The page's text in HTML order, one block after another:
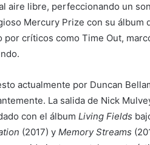
aire libre, perfeccionando un
Mercury Prize con su álbum
por críticos como Time Out,
actualmente por Duncan
La salida de Nick
con el álbum Living Fields
(2017) y Memory Streams